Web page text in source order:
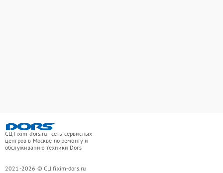
СЦ fixim-dors.ru - сеть сервисных
центров в Москве по ремонту и
обслуживанию техники Dors
2021-2026 © СЦ fixim-dors.ru